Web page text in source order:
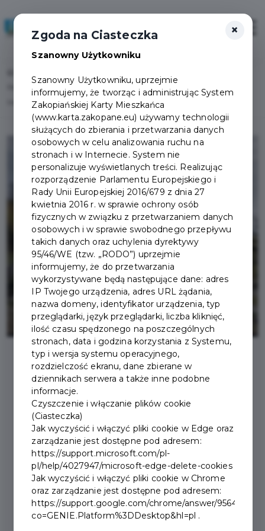
Restauracja Stara Papiernia w EN Hotel Partnerem Zakopiańskiej Karty
Mieszkańca
2025-04-08
RESTAURACJA STARA
PAPIERNIA W EN HOTEL
PARTNEREM
ZAKOPIAŃSKIEJ KARTY
MIESZKAŃCA
×
Zgoda na Ciasteczka
Szanowny Użytkowniku
Szanowny Użytkowniku, uprzejmie
informujemy, że tworząc i administrując System
Zakopiańskiej Karty Mieszkańca
(www.karta.zakopane.eu) używamy technologii
służących do zbierania i przetwarzania danych
osobowych w celu analizowania ruchu na
stronach i w Internecie. System nie
personalizuje wyświetlanych treści. Realizując
rozporządzenie Parlamentu Europejskiego i
Rady Unii Europejskiej 2016/679 z dnia 27
kwietnia 2016 r. w sprawie ochrony osób
fizycznych w związku z przetwarzaniem danych
osobowych i w sprawie swobodnego przepływu
takich danych oraz uchylenia dyrektywy
95/46/WE (tzw. „RODO”) uprzejmie
informujemy, że do przetwarzania
wykorzystywane będą następujące dane: adres
IP Twojego urządzenia, adres URL żądania,
nazwa domeny, identyfikator urządzenia, typ
przeglądarki, język przeglądarki, liczba kliknięć,
ilość czasu spędzonego na poszczególnych
stronach, data i godzina korzystania z Systemu,
typ i wersja systemu operacyjnego,
rozdzielczość ekranu, dane zbierane w
dziennikach serwera a także inne podobne
informacje.
Czyszczenie i włączanie plików cookie
(Ciasteczka)
Jak wyczyścić i włączyć pliki cookie w Edge oraz
zarządzanie jest dostępne pod adresem:
https://support.microsoft.com/pl-
pl/help/4027947/microsoft-edge-delete-cookies
Jak wyczyścić i włączyć pliki cookie w Chrome
oraz zarządzanie jest dostępne pod adresem:
https://support.google.com/chrome/answer/95647?
co=GENIE.Platform%3DDesktop&hl=pl .